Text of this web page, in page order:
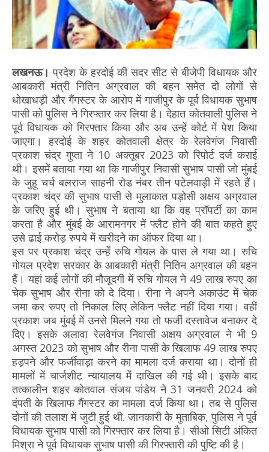
लखनऊ। प्रदेश के हरदोई की सदर सीट से बीजेपी विधायक और
आबकारी मंत्री नितिन अग्रवाल की बहन समेत दो लोगों से
धोखाधड़ी और गैंगस्टर के आरोप में गाजीपुर के पूर्व विधायक सुभाष
पासी को पुलिस ने गिरफ्तार कर लिया है। देहात कोतवाली पुलिस ने
पूर्व विधायक को गिरफ्तार किया और अब उन्हें कोर्ट में पेश किया
जाएगा। हरदोई के शहर कोतवाली क्षेत्र के रेलवेगंज निवासी
प्रकाश चंद्र गुप्ता ने 10 अक्तूबर 2023 को रिपोर्ट दर्ज कराई
थी। इसमें बताया गया था कि गाजीपुर निवासी सुभाष पासी जो मुंबई
के जुहू चर्च बलराज साहनी रोड नंबर तीन पटेलवाड़ी में रहते हैं।
प्रकाश चंद्र की सुभाष पासी से मुलाकात पड़ोसी अक्षय अग्रवाल
के जरिए हुई थी। सुभाष ने बताया था कि वह प्रॉपर्टी का काम
करता है और मुंबई के आरामनगर में फ्लैट होने की बात कहते हुए
उसे ढाई करोड़ रुपये में खरीदने का ऑफर दिया था।
इस पर प्रकाश चंद्र उन्हें रुचि गोयल के पास ले गया था। रुचि
गोयल प्रदेश सरकार के आबकारी मंत्री नितिन अग्रवाल की बहन
हैं। यहां कई लोगों की मौजूदगी में रुचि गोयल ने 49 लाख रुपए का
चेक सुभाष और रीना को दे दिया। रीना ने अपने अकाउंट में चेक
जमा कर रुपए तो निकाल लिए लेकिन फ्लैट नहीं दिया गया। वहीं
प्रकाश जब मुंबई में उनसे मिलने गया तो फर्जी दस्तावेज बनाकर दे
दिए। इसके अलावा रेलवेगंज निवासी अक्षय अग्रवाल ने भी 9
अगस्त 2023 को सुभाष और रीना पासी के खिलाफ 49 लाख रुपए
हड़पने और फर्जीवाड़ा करने का मामला दर्ज कराया था। दोनों ही
मामलों में चार्जशीट न्यायालय में दाखिल की गई थी। इसके बाद
तत्कालीन शहर कोतवाल संजय पांडेय ने 31 जनवरी 2024 को
दंपती के खिलाफ गैंगस्टर का मामला दर्ज किया था। तब से पुलिस
दोनों की तलाश में जुटी हुई थी. जानकारी के मुताबिक, पुलिस ने पूर्व
विधायक सुभाष पासी को गिरफ्तार कर लिया है। सीओ सिटी अंकित
मिश्रा ने पूर्व विधायक सुभाष पासी की गिरफ्तारी की पुष्टि की है।